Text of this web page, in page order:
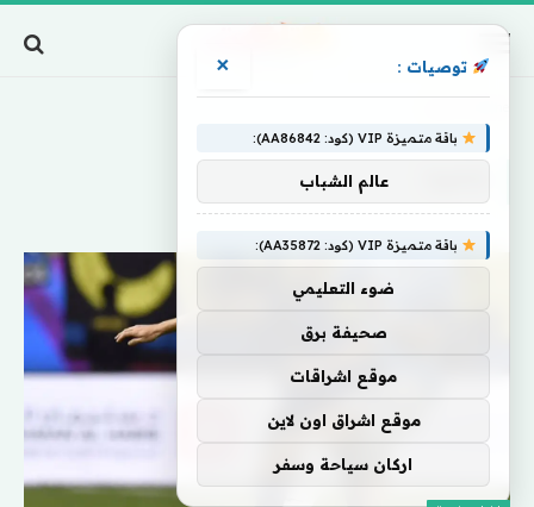
توصيات : ×
باقة متميزة VIP (كود: AA86842):
عالم الشباب
باقة متميزة VIP (كود: AA35872):
ضوء التعليمي
صحيفة برق
موقع اشراقات
موقع اشراق اون لاين
اركان سياحة وسفر